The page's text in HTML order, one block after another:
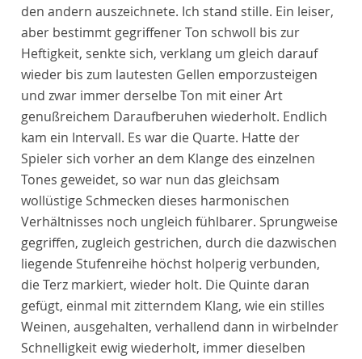
den andern auszeichnete. Ich stand stille. Ein leiser,
aber bestimmt gegriffener Ton schwoll bis zur
Heftigkeit, senkte sich, verklang um gleich darauf
wieder bis zum lautesten Gellen emporzusteigen
und zwar immer derselbe Ton mit einer Art
genußreichem Daraufberuhen wiederholt. Endlich
kam ein Intervall. Es war die Quarte. Hatte der
Spieler sich vorher an dem Klange des einzelnen
Tones geweidet, so war nun das gleichsam
wollüstige Schmecken dieses harmonischen
Verhältnisses noch ungleich fühlbarer. Sprungweise
gegriffen, zugleich gestrichen, durch die dazwischen
liegende Stufenreihe höchst holperig verbunden,
die Terz markiert, wieder holt. Die Quinte daran
gefügt, einmal mit zitterndem Klang, wie ein stilles
Weinen, ausgehalten, verhallend dann in wirbelnder
Schnelligkeit ewig wiederholt, immer dieselben